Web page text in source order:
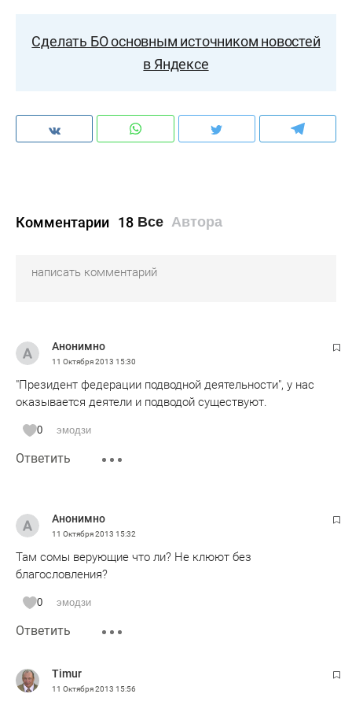
Сделать БО основным источником новостей
в Яндексе
Комментарии 18 Все Автора
Анонимно
11 Октября 2013 15:30
"Президент федерации подводной деятельности", у нас
оказывается деятели и подводой существуют.
0 эмодзи
Ответить
Анонимно
11 Октября 2013 15:32
Там сомы верующие что ли? Не клюют без
благословления?
0 эмодзи
Ответить
Timur
11 Октября 2013 15:56